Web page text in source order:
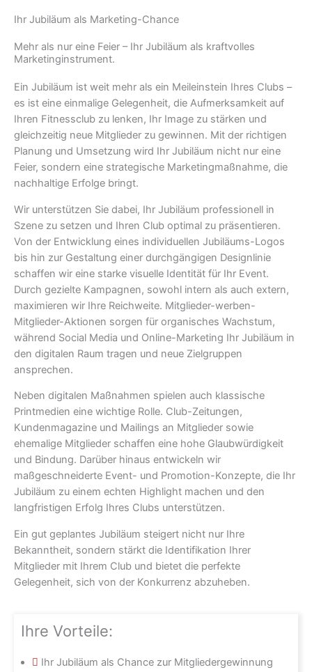
Ihr Jubiläum als Marketing-Chance
Mehr als nur eine Feier – Ihr Jubiläum als kraftvolles
Marketinginstrument.
Ein Jubiläum ist weit mehr als ein Meileinstein Ihres Clubs –
es ist eine einmalige Gelegenheit, die Aufmerksamkeit auf
Ihren Fitnessclub zu lenken, Ihr Image zu stärken und
gleichzeitig neue Mitglieder zu gewinnen. Mit der richtigen
Planung und Umsetzung wird Ihr Jubiläum nicht nur eine
Feier, sondern eine strategische Marketingmaßnahme, die
nachhaltige Erfolge bringt.
Wir unterstützen Sie dabei, Ihr Jubiläum professionell in
Szene zu setzen und Ihren Club optimal zu präsentieren.
Von der Entwicklung eines individuellen Jubiläums-Logos
bis hin zur Gestaltung einer durchgängigen Designlinie
schaffen wir eine starke visuelle Identität für Ihr Event.
Durch gezielte Kampagnen, sowohl intern als auch extern,
maximieren wir Ihre Reichweite. Mitglieder-werben-
Mitglieder-Aktionen sorgen für organisches Wachstum,
während Social Media und Online-Marketing Ihr Jubiläum in
den digitalen Raum tragen und neue Zielgruppen
ansprechen.
Neben digitalen Maßnahmen spielen auch klassische
Printmedien eine wichtige Rolle. Club-Zeitungen,
Kundenmagazine und Mailings an Mitglieder sowie
ehemalige Mitglieder schaffen eine hohe Glaubwürdigkeit
und Bindung. Darüber hinaus entwickeln wir
maßgeschneiderte Event- und Promotion-Konzepte, die Ihr
Jubiläum zu einem echten Highlight machen und den
langfristigen Erfolg Ihres Clubs unterstützen.
Ein gut geplantes Jubiläum steigert nicht nur Ihre
Bekanntheit, sondern stärkt die Identifikation Ihrer
Mitglieder mit Ihrem Club und bietet die perfekte
Gelegenheit, sich von der Konkurrenz abzuheben.
Ihre Vorteile:
Ihr Jubiläum als Chance zur Mitgliedergewinnung